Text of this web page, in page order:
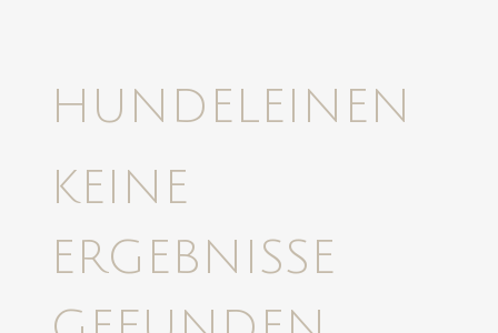
HUNDELEINEN
KEINE
ERGEBNISSE